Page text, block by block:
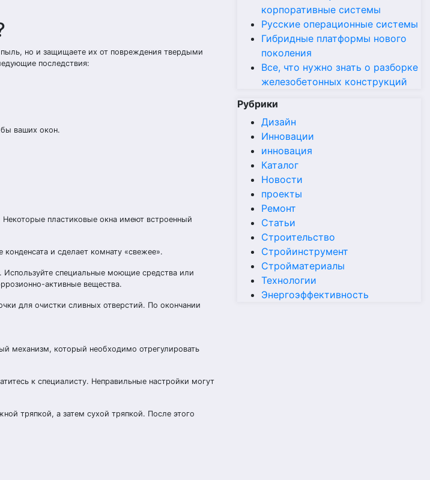
но и защищаете их от повреждения твердыми
последствия:
ваших окон.
пластиковые окна имеют встроенный
и сделает комнату «свежее».
специальные моющие средства или
активные вещества.
для очистки сливных отверстий. По окончании
механизм, который необходимо отрегулировать
к специалисту. Неправильные настройки могут
тряпкой, а затем сухой тряпкой. После этого
корпоративные системы
Русские операционные системы
Гибридные платформы нового
поколения
Все, что нужно знать о разборке
железобетонных конструкций
Рубрики
Дизайн
Инновации
инновация
Каталог
Новости
проекты
Ремонт
Статьи
Строительство
Стройинструмент
Стройматериалы
Технологии
Энергоэффективность